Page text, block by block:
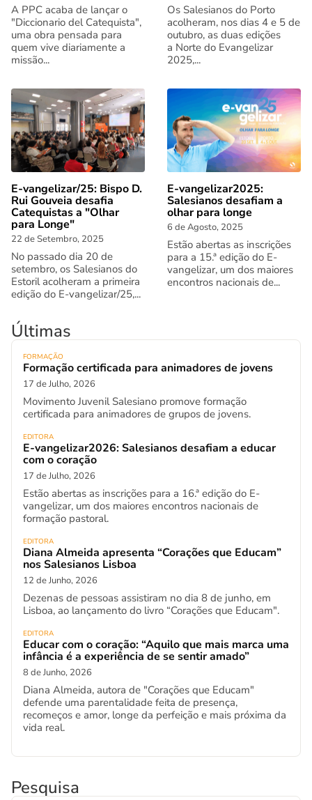
A PPC acaba de lançar o
"Diccionario del Catequista",
uma obra pensada para
quem vive diariamente a
missão...
Os Salesianos do Porto
acolheram, nos dias 4 e 5 de
outubro, as duas edições
a Norte do Evangelizar
2025,...
E-vangelizar/25: Bispo D.
Rui Gouveia desafia
Catequistas a "Olhar
para Longe"
22 de Setembro, 2025
No passado dia 20 de
setembro, os Salesianos do
Estoril acolheram a primeira
edição do E-vangelizar/25,...
E-vangelizar2025:
Salesianos desafiam a
olhar para longe
6 de Agosto, 2025
Estão abertas as inscrições
para a 15.ª edição do E-
vangelizar, um dos maiores
encontros nacionais de...
Últimas
FORMAÇÃO
Formação certificada para animadores de jovens
17 de Julho, 2026
Movimento Juvenil Salesiano promove formação
certificada para animadores de grupos de jovens.
EDITORA
E-vangelizar2026: Salesianos desafiam a educar
com o coração
17 de Julho, 2026
Estão abertas as inscrições para a 16.ª edição do E-
vangelizar, um dos maiores encontros nacionais de
formação pastoral.
EDITORA
Diana Almeida apresenta “Corações que Educam”
nos Salesianos Lisboa
12 de Junho, 2026
Dezenas de pessoas assistiram no dia 8 de junho, em
Lisboa, ao lançamento do livro “Corações que Educam".
EDITORA
Educar com o coração: “Aquilo que mais marca uma
infância é a experiência de se sentir amado”
8 de Junho, 2026
Diana Almeida, autora de "Corações que Educam"
defende uma parentalidade feita de presença,
recomeços e amor, longe da perfeição e mais próxima da
vida real.
Pesquisa